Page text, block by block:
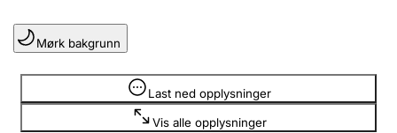
Lag og forening
Registrere, endre, slette
Mørk bakgrunn
Last ned opplysninger
Vis alle opplysninger
Opplysninger er skjult